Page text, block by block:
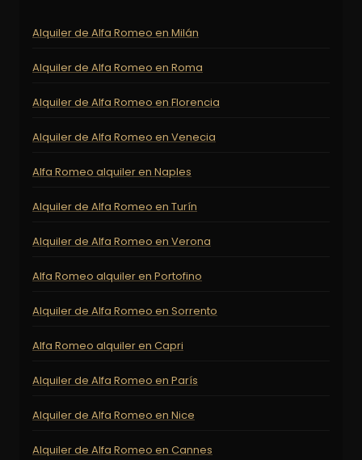
Alquiler de Alfa Romeo en Milán
Alquiler de Alfa Romeo en Roma
Alquiler de Alfa Romeo en Florencia
Alquiler de Alfa Romeo en Venecia
Alfa Romeo alquiler en Naples
Alquiler de Alfa Romeo en Turín
Alquiler de Alfa Romeo en Verona
Alfa Romeo alquiler en Portofino
Alquiler de Alfa Romeo en Sorrento
Alfa Romeo alquiler en Capri
Alquiler de Alfa Romeo en París
Alquiler de Alfa Romeo en Nice
Alquiler de Alfa Romeo en Cannes